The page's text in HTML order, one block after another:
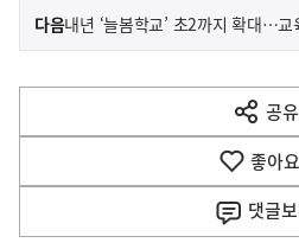
이
전
다
음
다음기
내년 ‘늘봄학교’ 초2까지 확대…교
공유
열
기
좋아요
댓글